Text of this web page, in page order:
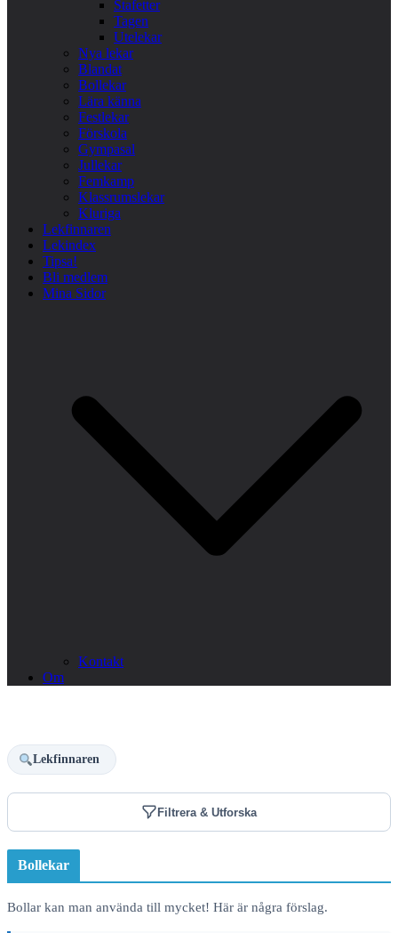
Stafetter
Tagen
Utelekar
Nya lekar
Blandat
Bollekar
Lära känna
Festlekar
Förskola
Gympasal
Jullekar
Femkamp
Klassrumslekar
Kluriga
Lekfinnaren
Lekindex
Tipsa!
Bli medlem
Mina Sidor
Kontakt
Om
Lekfinnaren
Filtrera & Utforska
Bollekar
Bollar kan man använda till mycket! Här är några förslag.